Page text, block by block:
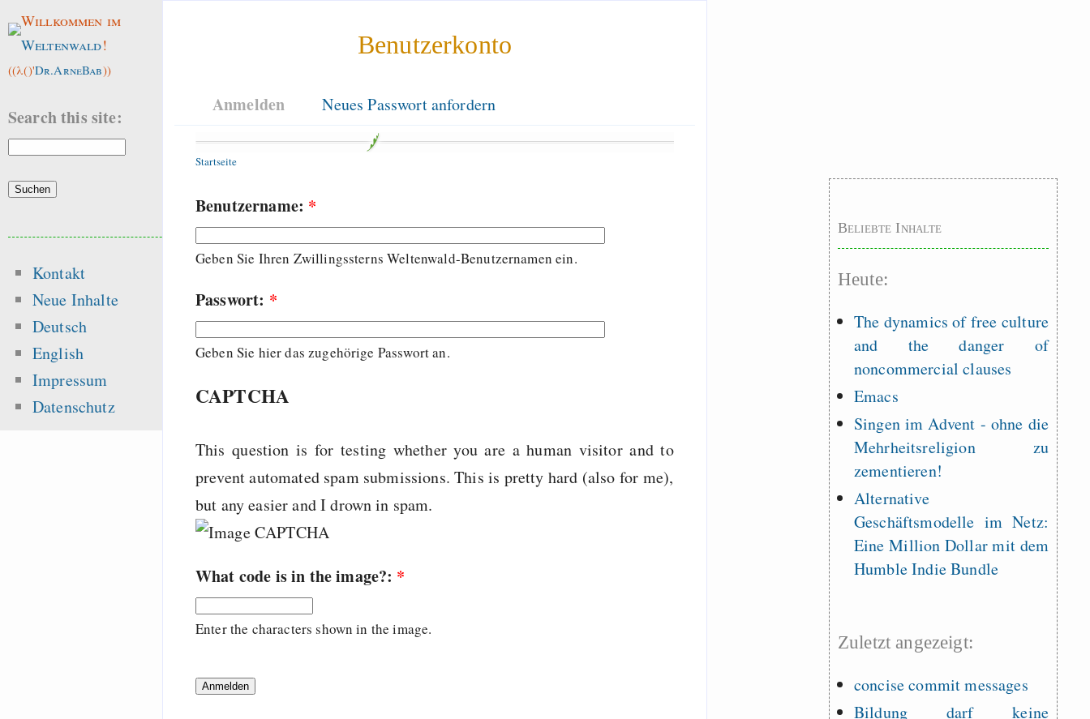
Benutzerkonto
Anmelden Neues Passwort anfordern
Startseite
Benutzername: *
Geben Sie Ihren Zwillingssterns Weltenwald-Benutzernamen ein.
Passwort: *
Geben Sie hier das zugehörige Passwort an.
CAPTCHA
This question is for testing whether you are a human visitor and to
prevent automated spam submissions. This is pretty hard (also for me),
but any easier and I drown in spam.
What code is in the image?: *
Enter the characters shown in the image.
Willkommen im
Weltenwald!
((λ()'Dr.ArneBab))
Search this site:
Kontakt
Neue Inhalte
Deutsch
English
Impressum
Datenschutz
Beliebte Inhalte
Heute:
The dynamics of free culture
and the danger of
noncommercial clauses
Emacs
Singen im Advent - ohne die
Mehrheitsreligion zu
zementieren!
Alternative
Geschäftsmodelle im Netz:
Eine Million Dollar mit dem
Humble Indie Bundle
Zuletzt angezeigt:
concise commit messages
Bildung darf keine